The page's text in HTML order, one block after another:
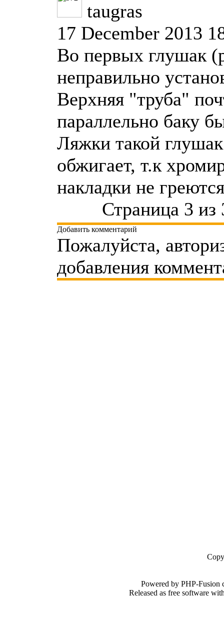
taugras
17 December 2013
Во первых глушак
неправильно
Верхняя "труба"
параллельно баку
Ляжки такой
обжигает, т.к
накладки не
Страница 3
Добавить комментарий
Пожалуйста,
добавления
Powered by PHP-
Released as free software